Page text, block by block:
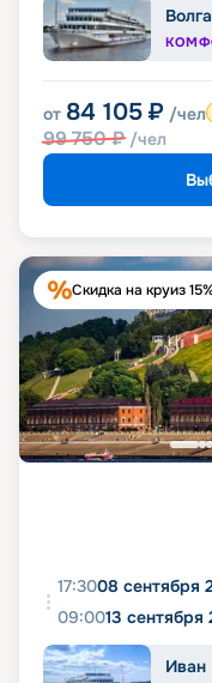
от 84 105 ₽ /чел
99 750₽ /чел
Скидка на круиз
17:3008 сентября
09:0013 сентября
Иван